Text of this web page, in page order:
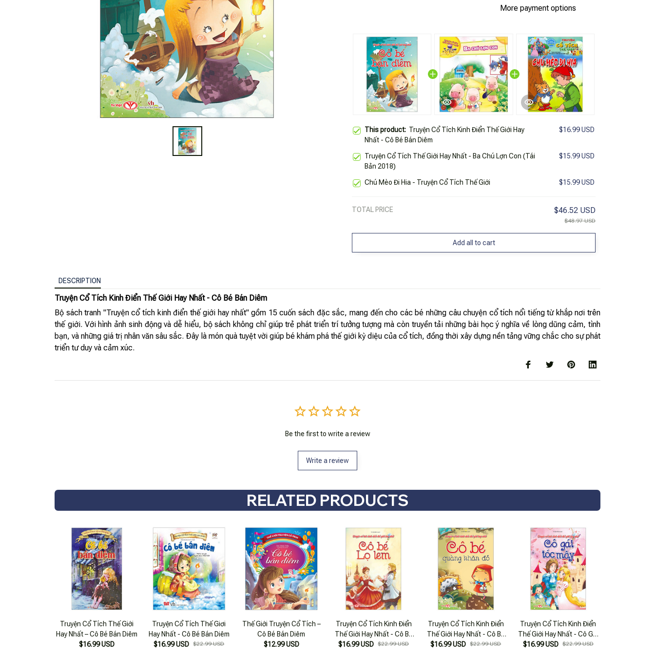
More payment options
This product: Truyện Cổ Tích Kinh Điển Thế Giới Hay
Nhất - Cô Bé Bán Diêm
$16.99 USD
Truyện Cổ Tích Thế Giới Hay Nhất - Ba Chú Lợn Con (Tái
Bản 2018)
$15.99 USD
Chú Mèo Đi Hia - Truyện Cổ Tích Thế Giới $15.99 USD
TOTAL PRICE $46.52 USD
$48.97 USD
Add all to cart
DESCRIPTION
Truyện Cổ Tích Kinh Điển Thế Giới Hay Nhất - Cô Bé Bán Diêm
Bộ sách tranh "Truyện cổ tích kinh điển thế giới hay nhất" gồm 15 cuốn sách đặc sắc, mang đến cho các bé những câu chuyện cổ tích nổi tiếng từ khắp nơi trên
thế giới. Với hình ảnh sinh động và dễ hiểu, bộ sách không chỉ giúp trẻ phát triển trí tưởng tượng mà còn truyền tải những bài học ý nghĩa về lòng dũng cảm, tình
bạn, và những giá trị nhân văn sâu sắc. Đây là món quà tuyệt vời giúp bé khám phá thế giới kỳ diệu của cổ tích, đồng thời xây dựng nền tảng vững chắc cho sự phát
triển tư duy và cảm xúc.
Be the first to write a review
Write a review
RELATED PRODUCTS
Truyện Cổ Tích Thế Giới
Hay Nhất – Cô Bé Bán Diêm
$16.99 USD
Truyện Cổ Tích Thế Giơi
Hay Nhất - Cô Bé Bán Diêm
$16.99 USD
$22.99 USD
Thế Giới Truyện Cổ Tích –
Cô Bé Bán Diêm
$12.99 USD
Truyện Cổ Tích Kinh Điển
Thế Giới Hay Nhất - Cô Bé
Lọ Lem
$16.99 USD $22.99 USD
Truyện Cổ Tích Kinh Điển
Thế Giới Hay Nhất - Cô Bé
Quàng Khăn Đỏ
$16.99 USD $22.99 USD
Truyện Cổ Tích Kinh Điển
Thế Giới Hay Nhất - Cô Gái
Tóc Mây
$16.99 USD $22.99 USD